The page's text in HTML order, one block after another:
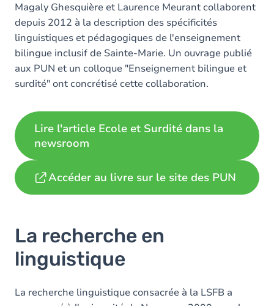
Magaly Ghesquière et Laurence Meurant collaborent
depuis 2012 à la description des spécificités
linguistiques et pédagogiques de l'enseignement
bilingue inclusif de Sainte-Marie. Un ouvrage publié
aux PUN et un colloque "Enseignement bilingue et
surdité" ont concrétisé cette collaboration.
Lire l'article Ecole et Surdité dans la
newsroom
Accéder au livre sur le site des PUN
La recherche en
linguistique
La recherche linguistique consacrée à la LSFB a